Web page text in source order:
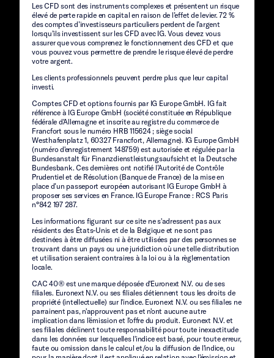
Les CFD sont des instruments complexes et présentent un risque
élevé de perte rapide en capital en raison de l’effet de levier. 72 %
des comptes d’investisseurs particuliers perdent de l’argent
lorsqu’ils investissent sur les CFD avec IG. Vous devez vous
assurer que vous comprenez le fonctionnement des CFD et que
vous pouvez vous permettre de prendre le risque élevé de perdre
votre argent.
Les clients professionnels peuvent perdre plus que leur capital
investi.
Comptes CFD et options fournis par IG Europe GmbH. IG fait
référence à IG Europe GmbH (société constituée en République
fédérale d'Allemagne et inscrite au registre du commerce de
Francfort sous le numéro HRB 115624 ; siège social
Westhafenplatz 1, 60327 Francfort, Allemagne). IG Europe GmbH
(numéro d'enregistrement 148759) est autorisée et régulée par la
Bundesanstalt für Finanzdienstleistungsaufsicht et la Deutsche
Bundesbank. Ces dernières ont notifié l’Autorité de Contrôle
Prudentiel et de Résolution (Banque de France) de la mise en
place d’un passeport européen autorisant IG Europe GmbH à
proposer ses services en France. IG Europe France : RCS Paris
n°842 197 287.
Les informations figurant sur ce site ne s'adressent pas aux
résidents des États-Unis et de la Belgique et ne sont pas
destinées à être diffusées ni à être utilisées par des personnes se
trouvant dans un pays ou une juridiction où une telle distribution
et utilisation seraient contraires à la loi ou à la règlementation
locale.
CAC 40® est une marque déposée d'Euronext N.V. ou de ses
filiales. Euronext N.V. ou ses filiales détiennent tous les droits de
propriété (intellectuelle) sur l'indice. Euronext N.V. ou ses filiales ne
parrainent pas, n'approuvent pas et n'ont aucune autre
implication dans l'émission et l'offre du produit. Euronext N.V. et
ses filiales déclinent toute responsabilité pour toute inexactitude
dans les données sur lesquelles l'indice est basé, pour toute erreur,
faute ou omission dans le calcul et/ou la diffusion de l'indice, ou